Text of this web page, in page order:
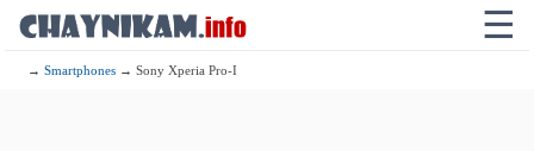
☰
→Smartphones → Sony Xperia Pro-I